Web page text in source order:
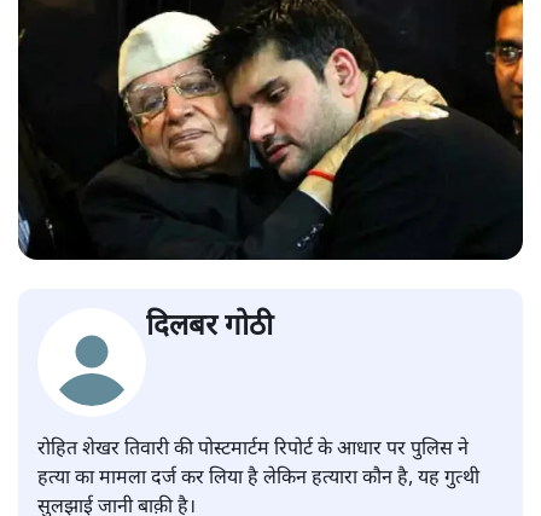
दिलबर गोठी
रोहित शेखर तिवारी की पोस्टमार्टम रिपोर्ट के आधार पर पुलिस ने
हत्या का मामला दर्ज कर लिया है लेकिन हत्यारा कौन है, यह गुत्थी
सुलझाई जानी बाक़ी है।